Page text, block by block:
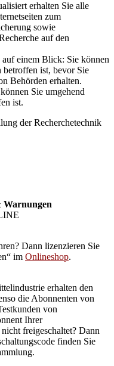
erhalten Sie alle
zum
sowie
auf den
einem Blick: Sie können
ist, bevor Sie
Behörden erhalten.
Sie umgehend
ist.
der Recherchetechnik
Warnungen
Dann lizenzieren Sie
im Onlineshop.
erhalten den
die Abonnenten von
von
Ihrer
freigeschaltet? Dann
finden Sie